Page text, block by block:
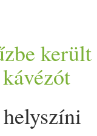
Duna
a
került